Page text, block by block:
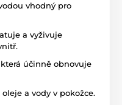
vhodný pro
a vyživuje
účinně obnovuje
a vody v pokožce.